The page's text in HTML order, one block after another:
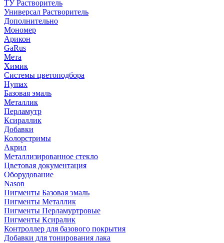
ТУ Растворитель
Универсал Растворитель
Дополнительно
Мономер
Арикон
GaRus
Мета
Химик
Системы цветоподбора
Hymax
Базовая эмаль
Металлик
Перламутр
Ксираллик
Добавки
Колорстримы
Акрил
Металлизированное стекло
Цветовая документация
Оборудование
Nason
Пигменты Базовая эмаль
Пигменты Металлик
Пигменты Перламуртровые
Пигменты Ксиралик
Контроллер для базового покрытия
Добавки для тонирования лака